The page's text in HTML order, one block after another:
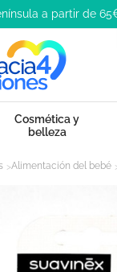
a partir de
Cosmética y
belleza
Alimentación del bebé